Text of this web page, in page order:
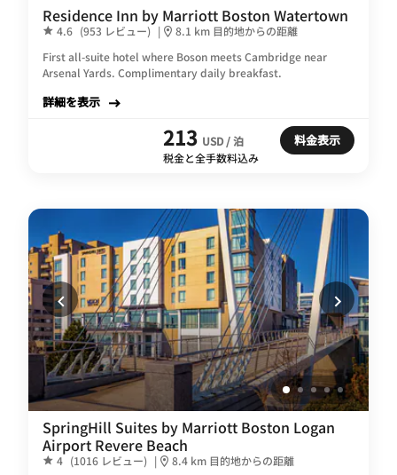
Residence Inn by Marriott Boston Watertown
4.6 (953 レビュー) |
8.1 km 目的地からの距離
First all-suite hotel where Boson meets Cambridge near
Arsenal Yards. Complimentary daily breakfast.
詳細を表示
213 USD / 泊
税金と全手数料込み
料金表示
SpringHill Suites by Marriott Boston Logan
Airport Revere Beach
4 (1016 レビュー) |
8.4 km 目的地からの距離